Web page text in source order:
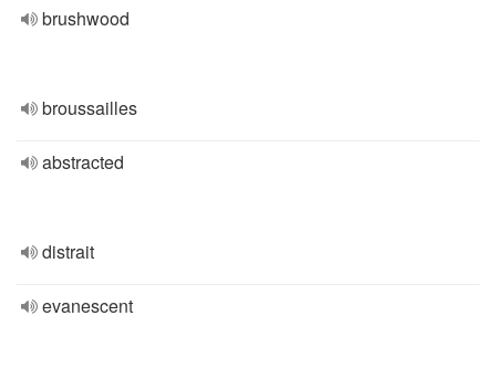
brushwood
broussailles
abstracted
distrait
evanescent